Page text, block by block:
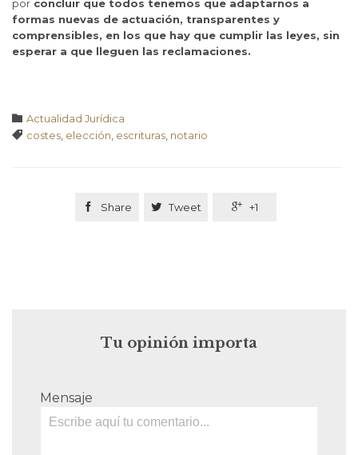
por concluir que todos tenemos que adaptarnos a
formas nuevas de actuación, transparentes y
comprensibles, en los que hay que cumplir las leyes, sin
esperar a que lleguen las reclamaciones.
 Categoría
Actualidad Jurídica
 Tags
costes, elección, escrituras, notario
 Share  Tweet  +1
Tu opinión importa
Mensaje